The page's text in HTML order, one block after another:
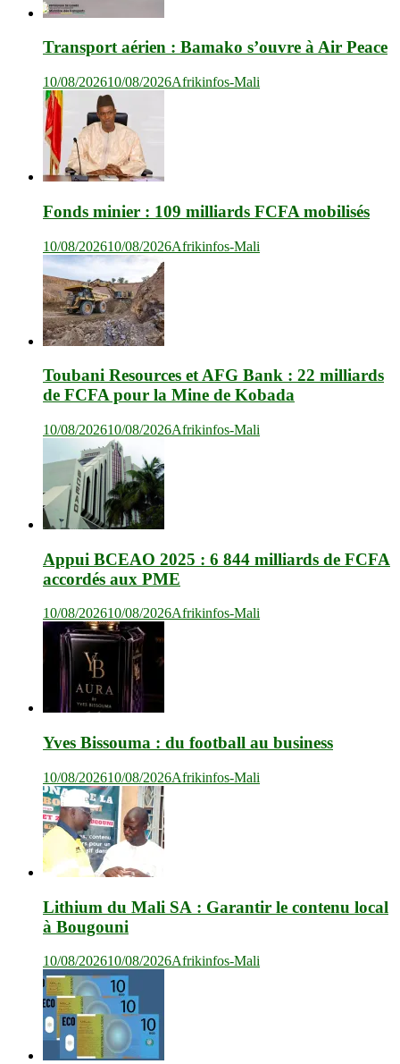
Transport aérien : Bamako s’ouvre à Air Peace
10/08/202610/08/2026Afrikinfos-Mali
Fonds minier : 109 milliards FCFA mobilisés
10/08/202610/08/2026Afrikinfos-Mali
Toubani Resources et AFG Bank : 22 milliards
de FCFA pour la Mine de Kobada
10/08/202610/08/2026Afrikinfos-Mali
Appui BCEAO 2025 : 6 844 milliards de FCFA
accordés aux PME
10/08/202610/08/2026Afrikinfos-Mali
Yves Bissouma : du football au business
10/08/202610/08/2026Afrikinfos-Mali
Lithium du Mali SA : Garantir le contenu local
à Bougouni
10/08/202610/08/2026Afrikinfos-Mali